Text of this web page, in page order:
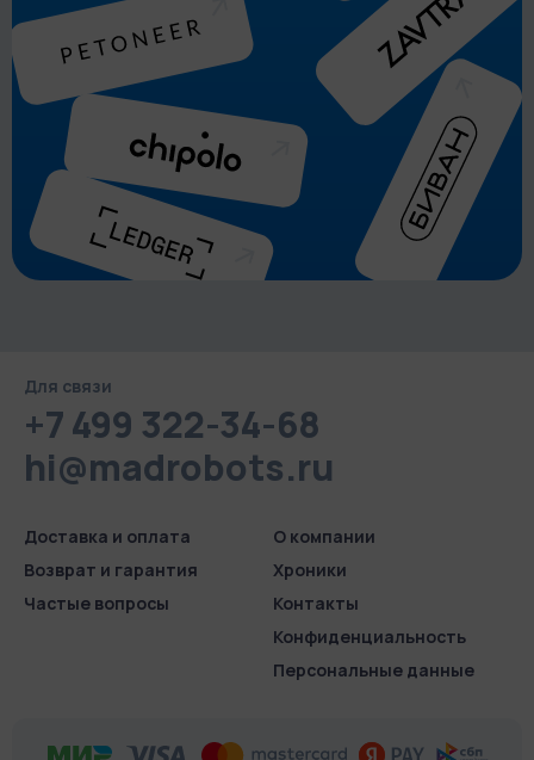
Для связи
+7 499 322-34-68
hi@madrobots.ru
Доставка и оплата
Возврат и гарантия
Частые вопросы
О компании
Хроники
Контакты
Конфиденциаль­ность
Персональные данные